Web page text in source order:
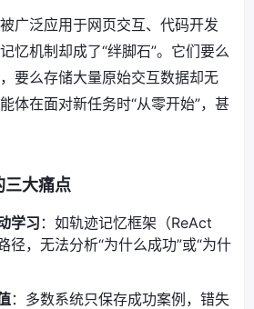
广泛应用于网页交互、代码开发
忆机制却成了“绊脚石”。它们要么
要么存储大量原始交互数据却无
体在面对新任务时“从零开始”，甚
三大痛点
学习 ：如轨迹记忆框架（ReAct
径，无法分析“为什么成功”或“为什
：多数系统只保存成功案例，错失